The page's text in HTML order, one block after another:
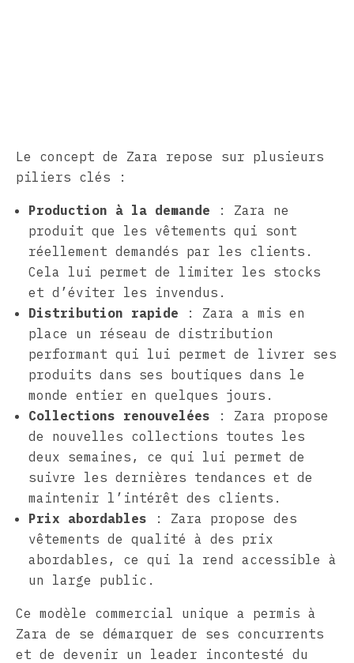
Le concept de Zara repose sur plusieurs
piliers clés :
Production à la demande : Zara ne
produit que les vêtements qui sont
réellement demandés par les clients.
Cela lui permet de limiter les stocks
et d’éviter les invendus.
Distribution rapide : Zara a mis en
place un réseau de distribution
performant qui lui permet de livrer ses
produits dans ses boutiques dans le
monde entier en quelques jours.
Collections renouvelées : Zara propose
de nouvelles collections toutes les
deux semaines, ce qui lui permet de
suivre les dernières tendances et de
maintenir l’intérêt des clients.
Prix abordables : Zara propose des
vêtements de qualité à des prix
abordables, ce qui la rend accessible à
un large public.
Ce modèle commercial unique a permis à
Zara de se démarquer de ses concurrents
et de devenir un leader incontesté du